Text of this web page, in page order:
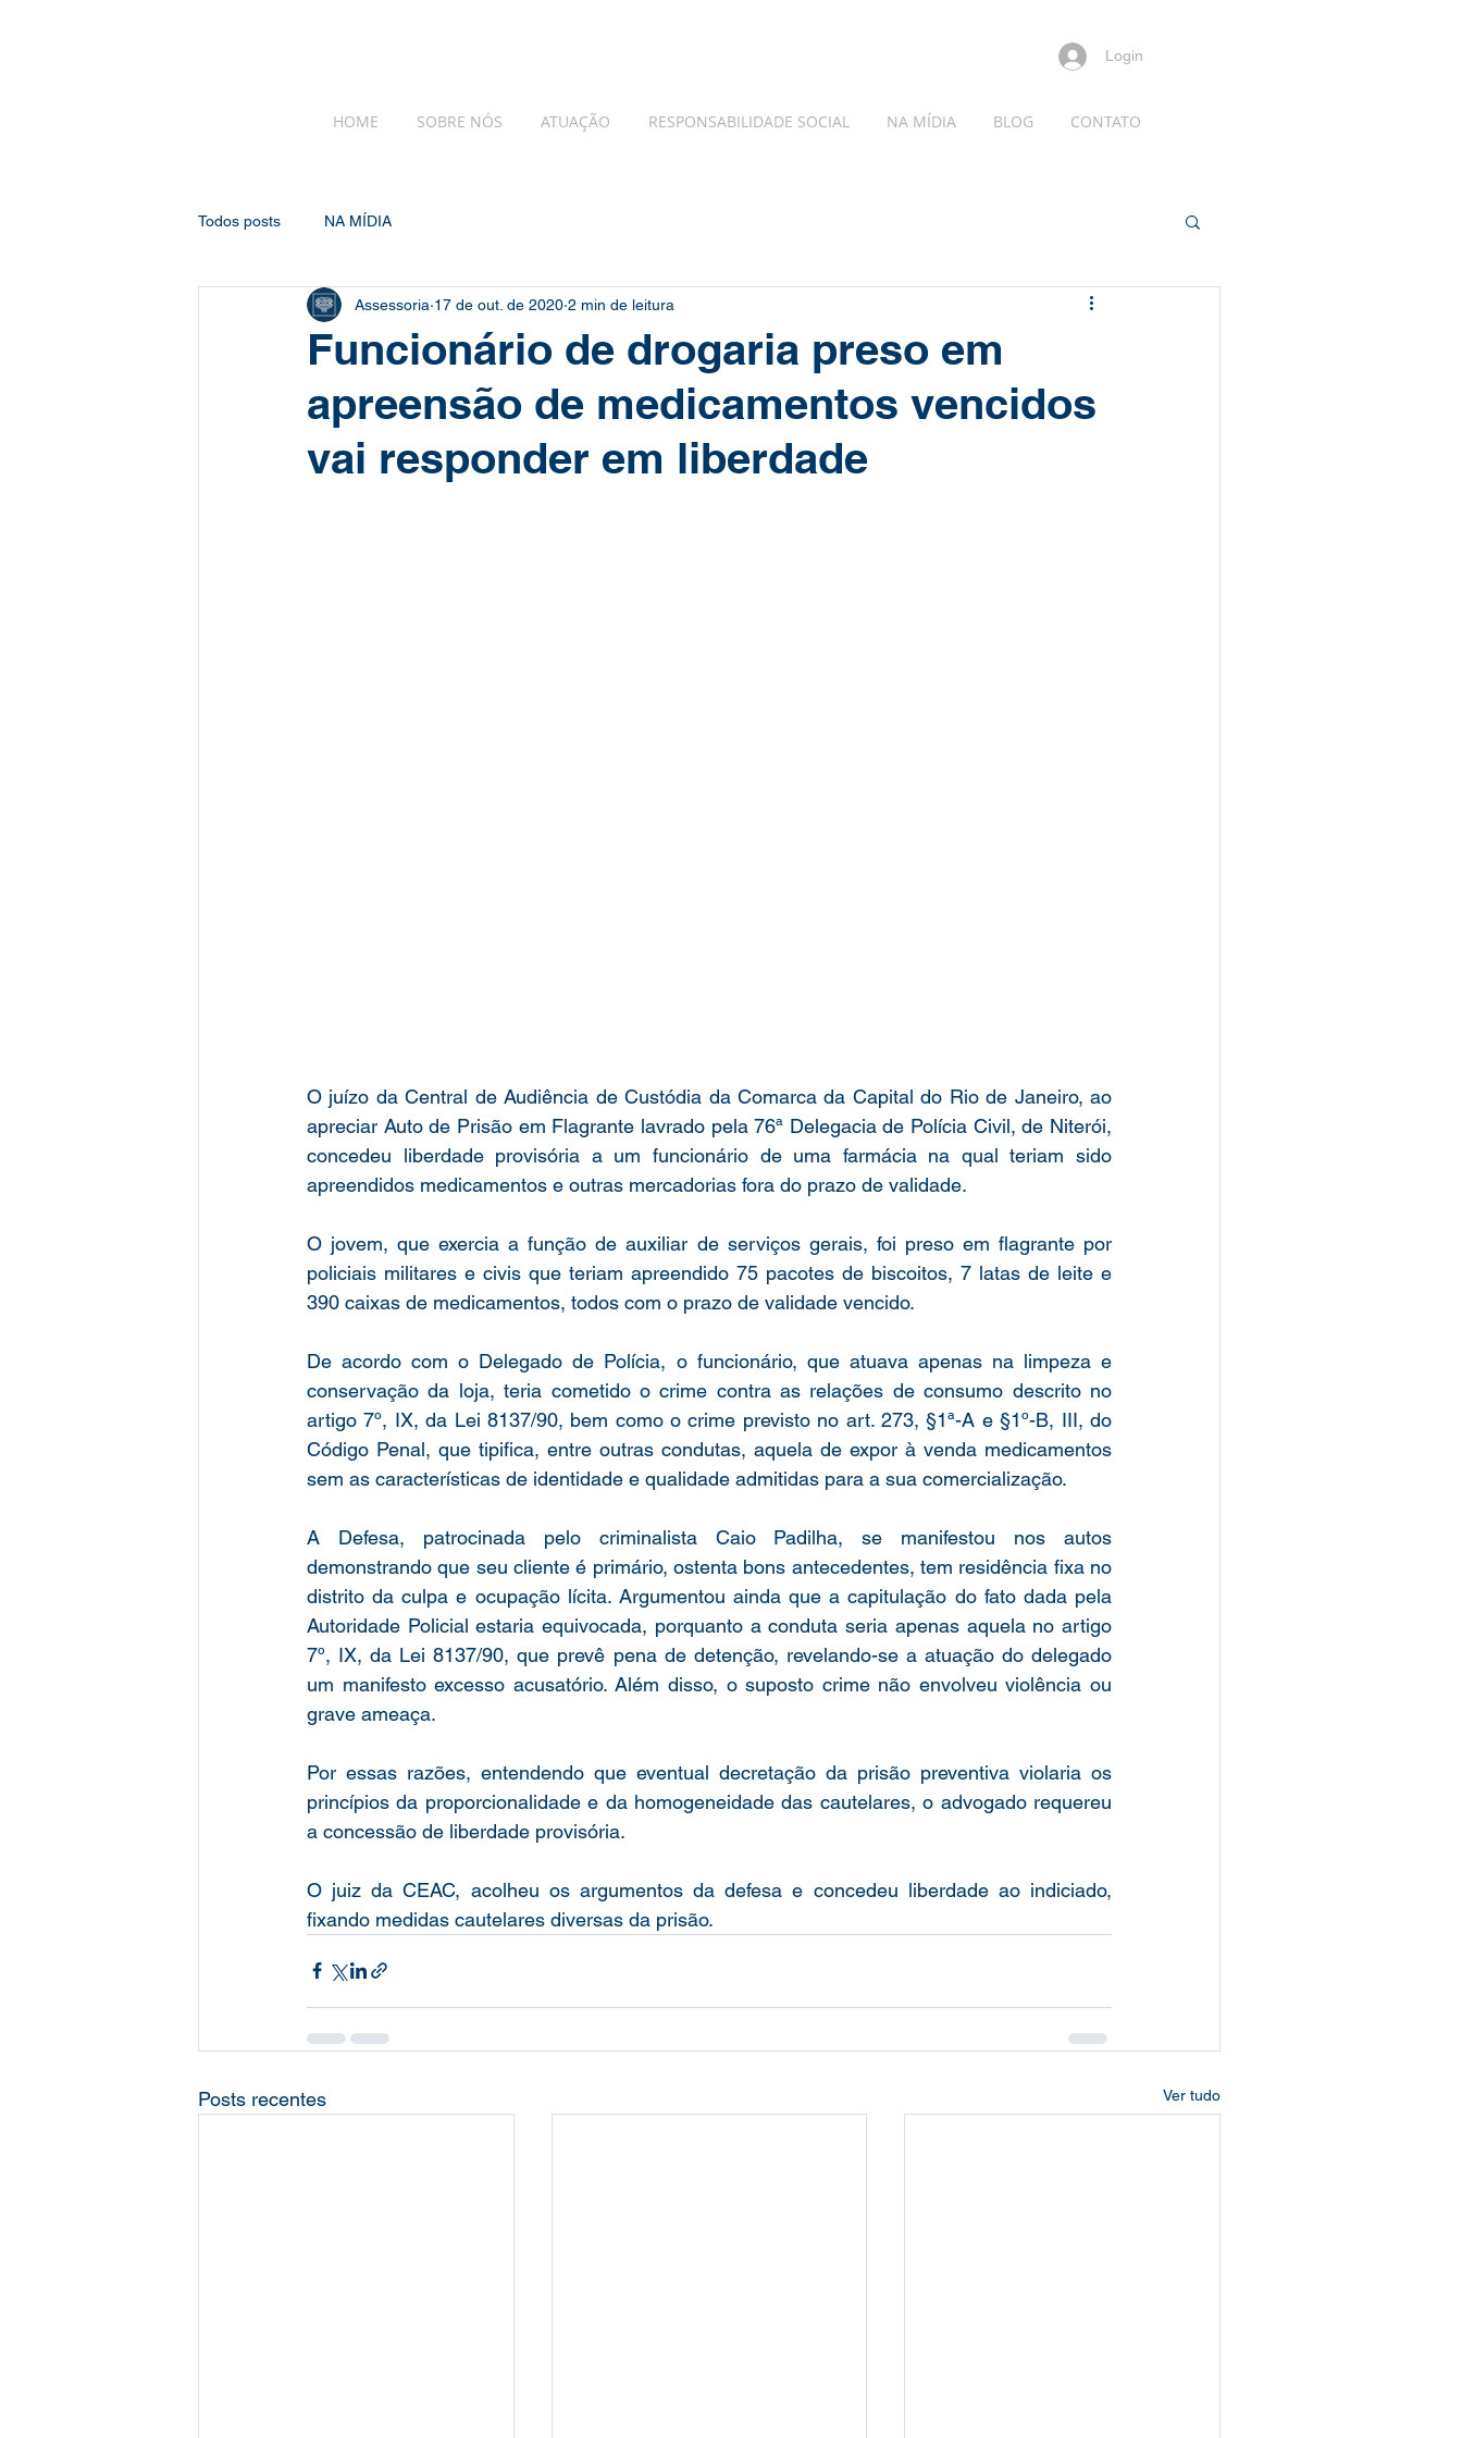
Login
HOME SOBRE NÓS ATUAÇÃO RESPONSABILIDADE SOCIAL NA MÍDIA BLOG CONTATO
Todos posts NA MÍDIA
Funcionário de drogaria preso em
apreensão de medicamentos vencidos
vai responder em liberdade
Assessoria 17 de out. de 2020 2 min de leitura
O juízo da Central de Audiência de Custódia da Comarca da Capital do Rio de Janeiro, ao
apreciar Auto de Prisão em Flagrante lavrado pela 76ª Delegacia de Polícia Civil, de Niterói,
concedeu liberdade provisória a um funcionário de uma farmácia na qual teriam sido
apreendidos medicamentos e outras mercadorias fora do prazo de validade.
O jovem, que exercia a função de auxiliar de serviços gerais, foi preso em flagrante por
policiais militares e civis que teriam apreendido 75 pacotes de biscoitos, 7 latas de leite e
390 caixas de medicamentos, todos com o prazo de validade vencido.
De acordo com o Delegado de Polícia, o funcionário, que atuava apenas na limpeza e
conservação da loja, teria cometido o crime contra as relações de consumo descrito no
artigo 7º, IX, da Lei 8137/90, bem como o crime previsto no art. 273, §1ª-A e §1º-B, III, do
sem as características de identidade e qualidade admitidas para a sua comercialização.
A Defesa, patrocinada pelo criminalista Caio Padilha, se manifestou nos autos
demonstrando que seu cliente é primário, ostenta bons antecedentes, tem residência fixa no
distrito da culpa e ocupação lícita. Argumentou ainda que a capitulação do fato dada pela
Autoridade Policial estaria equivocada, porquanto a conduta seria apenas aquela no artigo
7º, IX, da Lei 8137/90, que prevê pena de detenção, revelando-se a atuação do delegado
um manifesto excesso acusatório. Além disso, o suposto crime não envolveu violência ou
grave ameaça.
Por essas razões, entendendo que eventual decretação da prisão preventiva violaria os
princípios da proporcionalidade e da homogeneidade das cautelares, o advogado requereu
a concessão de liberdade provisória.
O juiz da CEAC, acolheu os argumentos da defesa e concedeu liberdade ao indiciado,
fixando medidas cautelares diversas da prisão.
Posts recentes Ver tudo